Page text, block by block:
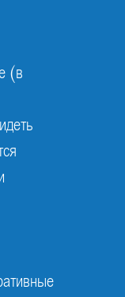
(в